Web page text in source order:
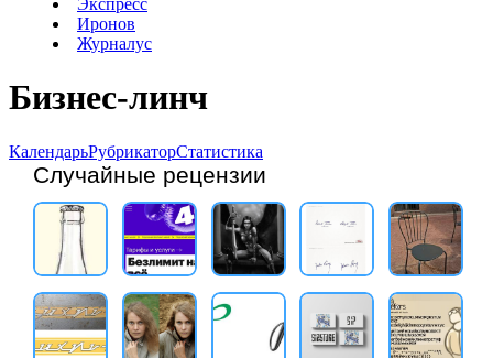
Экспресс
Иронов
Журналус
Бизнес-линч
КалендарьРубрикаторСтатистика
Случайные рецензии